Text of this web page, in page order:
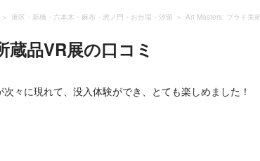
港区・新橋・六本木・麻布・虎ノ門・お台場・汐留 Art Masters: プラド美
蔵品VR展の口コミ
々に現れて、没入体験ができ、とても楽しめました！